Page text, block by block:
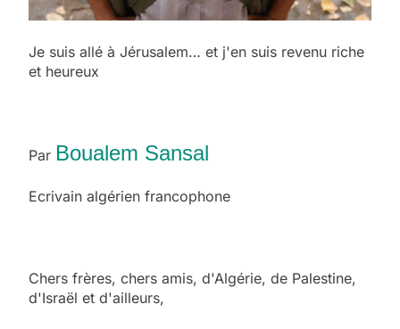
Je suis allé à Jérusalem… et j'en suis revenu riche
et heureux
Par Boualem Sansal
Ecrivain algérien francophone
Chers frères, chers amis, d'Algérie, de Palestine,
d'Israël et d'ailleurs,